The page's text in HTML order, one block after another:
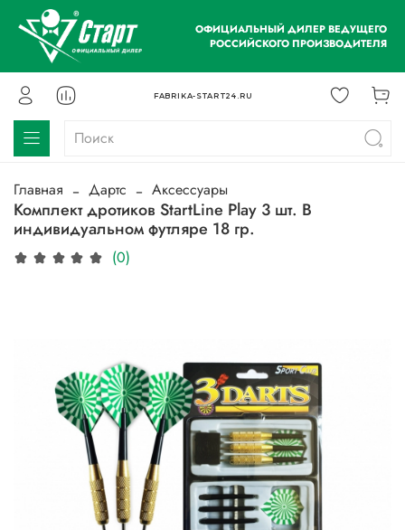
ОФИЦИАЛЬНЫЙ ДИЛЕР ВЕДУЩЕГО
РОССИЙСКОГО ПРОИЗВОДИТЕЛЯ
FABRIKA-START24.RU
Главная Дартс Аксессуары
Комплект дротиков StartLine Play 3 шт. В
индивидуальном футляре 18 гр.
(0)